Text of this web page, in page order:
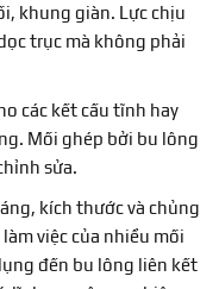
khung giàn. Lực chịu
trục mà không phải
các kết cấu tĩnh hay
Mối ghép bởi bu lông
sửa.
kích thước và chủng
việc của nhiều mối
đến bu lông liên kết